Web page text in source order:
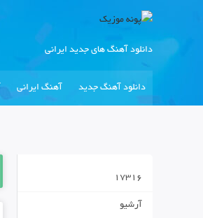
دانلود آهنگ های جدید ایرانی
دانلود آهنگ جدید آهنگ ایرانی
17316
آرشیو